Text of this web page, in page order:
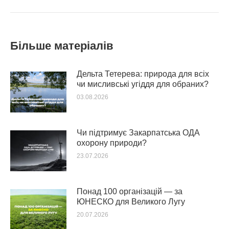
Більше матеріалів
Дельта Тетерева: природа для всіх
чи мисливські угіддя для обраних?
03.08.2026
Чи підтримує Закарпатська ОДА
охорону природи?
23.07.2026
Понад 100 організацій — за
ЮНЕСКО для Великого Лугу
20.07.2026